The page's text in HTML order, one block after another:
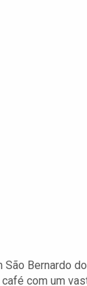
Bernardo
com um